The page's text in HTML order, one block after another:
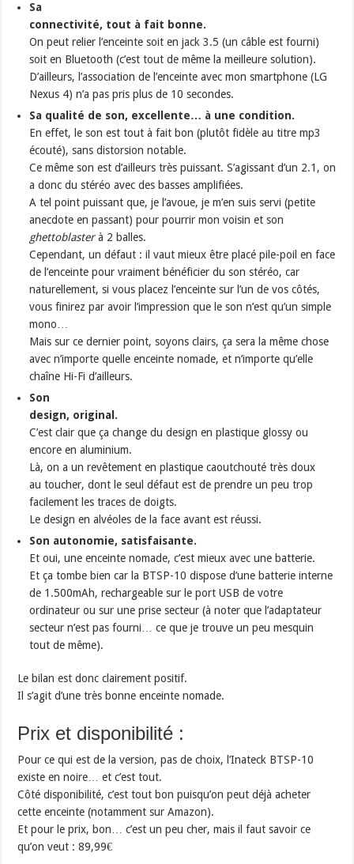
Sa
connectivité, tout à fait bonne.
On peut relier l’enceinte soit en jack 3.5 (un câble est fourni)
soit en Bluetooth (c’est tout de même la meilleure solution).
D’ailleurs, l’association de l’enceinte avec mon smartphone (LG
Nexus 4) n’a pas pris plus de 10 secondes.
Sa qualité de son, excellente… à une condition.
En effet, le son est tout à fait bon (plutôt fidèle au titre mp3
écouté), sans distorsion notable.
Ce même son est d’ailleurs très puissant. S’agissant d’un 2.1, on
a donc du stéréo avec des basses amplifiées.
A tel point puissant que, je l’avoue, je m’en suis servi (petite
anecdote en passant) pour pourrir mon voisin et son
ghettoblasterà 2 balles.
Cependant, un défaut : il vaut mieux être placé pile-poil en face
de l’enceinte pour vraiment bénéficier du son stéréo, car
naturellement, si vous placez l’enceinte sur l’un de vos côtés,
vous finirez par avoir l’impression que le son n’est qu’un simple
mono…
Mais sur ce dernier point, soyons clairs, ça sera la même chose
avec n’importe quelle enceinte nomade, et n’importe qu’elle
chaîne Hi-Fi d’ailleurs.
Son
design, original.
C’est clair que ça change du design en plastique glossy ou
encore en aluminium.
Là, on a un revêtement en plastique caoutchouté très doux
au toucher, dont le seul défaut est de prendre un peu trop
facilement les traces de doigts.
Le design en alvéoles de la face avant est réussi.
Son autonomie, satisfaisante.
Et oui, une enceinte nomade, c’est mieux avec une batterie.
Et ça tombe bien car la BTSP-10 dispose d’une batterie interne
de 1.500mAh, rechargeable sur le port USB de votre
ordinateur ou sur une prise secteur (à noter que l’adaptateur
secteur n’est pas fourni… ce que je trouve un peu mesquin
tout de même).
Le bilan est donc clairement positif.
Il s’agit d’une très bonne enceinte nomade.
Prix et disponibilité :
Pour ce qui est de la version, pas de choix, l’Inateck BTSP-10
existe en noire… et c’est tout.
Côté disponibilité, c’est tout bon puisqu’on peut déjà acheter
cette enceinte (notamment sur Amazon).
Et pour le prix, bon… c’est un peu cher, mais il faut savoir ce
qu’on veut : 89,99€